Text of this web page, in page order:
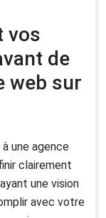
vos
de
web sur
une agence
clairement
une vision
avec votre